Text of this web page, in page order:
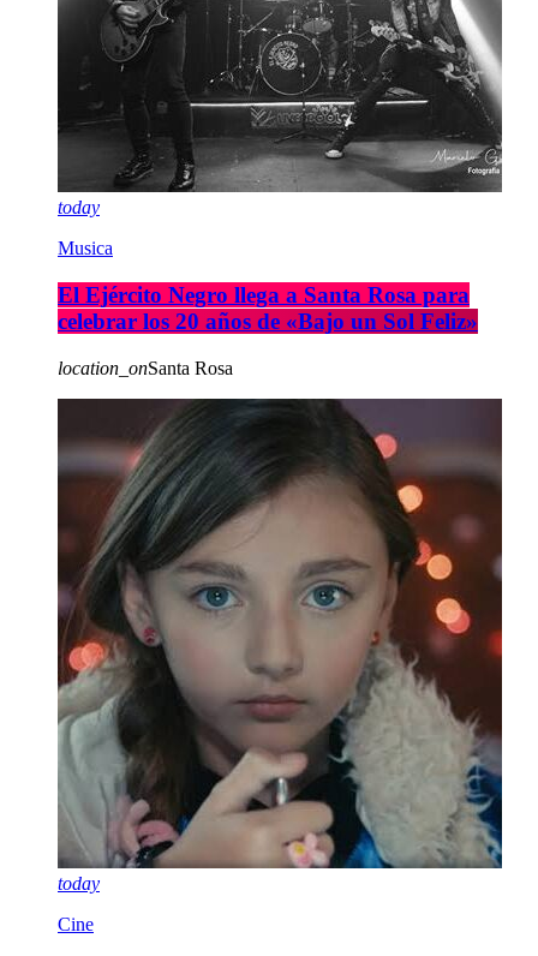
today
Musica
El Ejército Negro llega a Santa Rosa para
celebrar los 20 años de «Bajo un Sol Feliz»
location_onSanta Rosa
today
Cine